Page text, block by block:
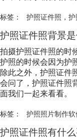
标签： 护照证件照 ， 护
护照证件照背景
拍摄护照证件照的时
护照的时候会因为护
除此之外，护照证件
会问了，护照证件照
面我们一起来看看。
标签： 护照照片制作软
护照证件照有什